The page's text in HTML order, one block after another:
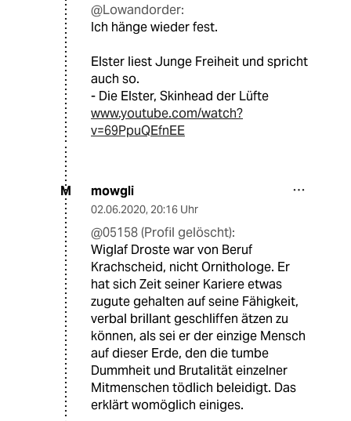
@Lowandorder:
Ich hänge wieder fest.
Elster liest Junge Freiheit und spricht
auch so.
- Die Elster, Skinhead der Lüfte
www.youtube.com/watch?
v=69PpuQEfnEE
M mowgli
02.06.2020, 20:16 Uhr
@05158 (Profil gelöscht):
Wiglaf Droste war von Beruf
Krachscheid, nicht Ornithologe. Er
hat sich Zeit seiner Kariere etwas
zugute gehalten auf seine Fähigkeit,
verbal brillant geschliffen ätzen zu
können, als sei er der einzige Mensch
auf dieser Erde, den die tumbe
Dummheit und Brutalität einzelner
Mitmenschen tödlich beleidigt. Das
erklärt womöglich einiges.